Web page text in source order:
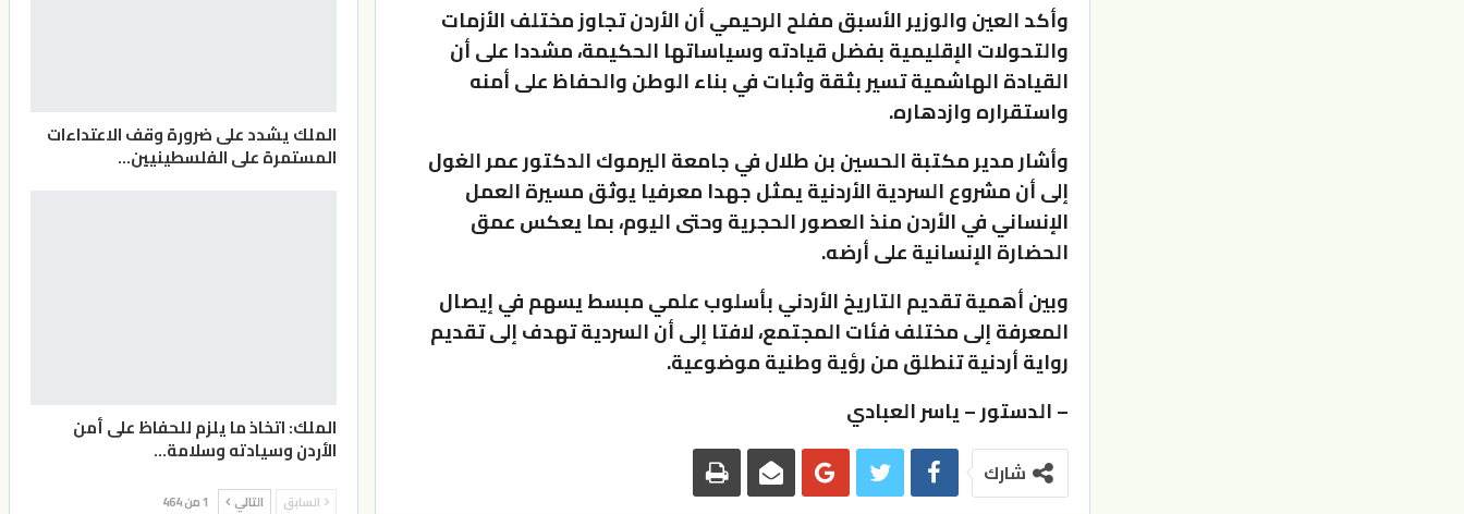
وأكد العين والوزير الأسبق مفلح الرحيمي أن الأردن تجاوز مختلف الأزمات
والتحولات الإقليمية بفضل قيادته وسياساتها الحكيمة، مشددا على أن
القيادة الهاشمية تسير بثقة وثبات في بناء الوطن والحفاظ على أمنه
واستقراره وازدهاره.
وأشار مدير مكتبة الحسين بن طلال في جامعة اليرموك الدكتور عمر الغول
إلى أن مشروع السردية الأردنية يمثل جهدا معرفيا يوثق مسيرة العمل
الإنساني في الأردن منذ العصور الحجرية وحتى اليوم، بما يعكس عمق
الحضارة الإنسانية على أرضه.
وبين أهمية تقديم التاريخ الأردني بأسلوب علمي مبسط يسهم في إيصال
المعرفة إلى مختلف فئات المجتمع، لافتا إلى أن السردية تهدف إلى تقديم
رواية أردنية تنطلق من رؤية وطنية موضوعية.
– الدستور – ياسر العبادي
شارك
الملك يشدد على ضرورة وقف الاعتداءات
المستمرة على الفلسطينيين…
الملك: اتخاذ ما يلزم للحفاظ على أمن
الأردن وسيادته وسلامة…
السابق التالي 1 من 464